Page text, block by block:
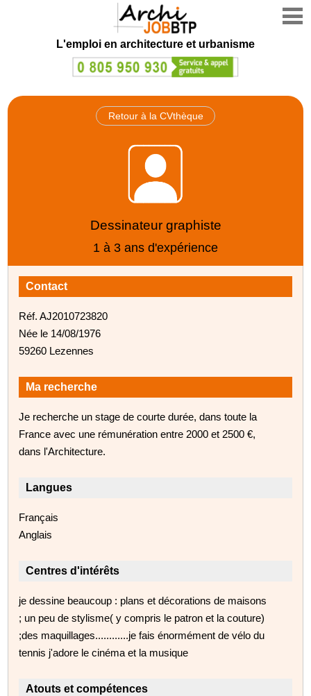
L'emploi en architecture et urbanisme
Retour à la CVthèque
Dessinateur graphiste
1 à 3 ans d'expérience
Contact
Réf. AJ2010723820
Née le 14/08/1976
59260 Lezennes
Ma recherche
Je recherche un stage de courte durée, dans toute la
France avec une rémunération entre 2000 et 2500 €,
dans l'Architecture.
Langues
Français
Anglais
Centres d'intérêts
je dessine beaucoup : plans et décorations de maisons
; un peu de stylisme( y compris le patron et la couture)
;des maquillages............je fais énormément de vélo du
tennis j'adore le cinéma et la musique
Atouts et compétences